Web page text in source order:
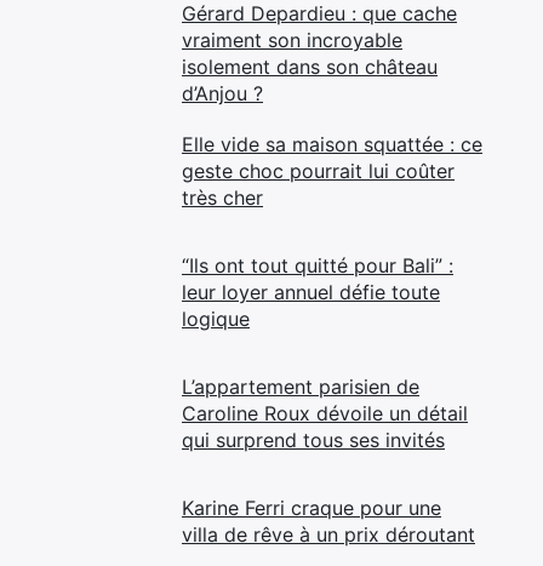
Gérard Depardieu : que cache
vraiment son incroyable
isolement dans son château
d’Anjou ?
Elle vide sa maison squattée : ce
geste choc pourrait lui coûter
très cher
“Ils ont tout quitté pour Bali” :
leur loyer annuel défie toute
logique
L’appartement parisien de
Caroline Roux dévoile un détail
qui surprend tous ses invités
Karine Ferri craque pour une
villa de rêve à un prix déroutant